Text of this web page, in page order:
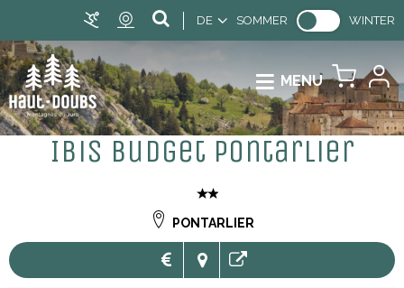
DE SOMMER WINTER
MENU
Ibis Budget Pontarlier
PONTARLIER